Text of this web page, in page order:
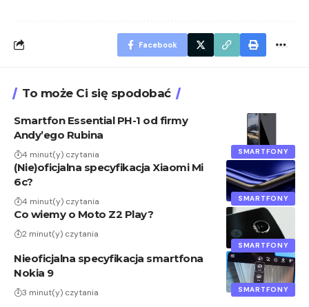
Facebook
To może Ci się spodobać
SMARTFONY
Smartfon Essential PH-1 od firmy
Andy’ego Rubina
4 minut(y) czytania
SMARTFONY
(Nie)oficjalna specyfikacja Xiaomi Mi
6c?
4 minut(y) czytania
SMARTFONY
Co wiemy o Moto Z2 Play?
2 minut(y) czytania
SMARTFONY
Nieoficjalna specyfikacja smartfona
Nokia 9
3 minut(y) czytania